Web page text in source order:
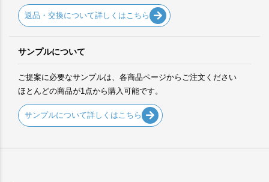
返品・交換について詳しくはこちら
サンプルについて
ご提案に必要なサンプルは、各商品ページからご注文ください
ほとんどの商品が1点から購入可能です。
サンプルについて詳しくはこちら